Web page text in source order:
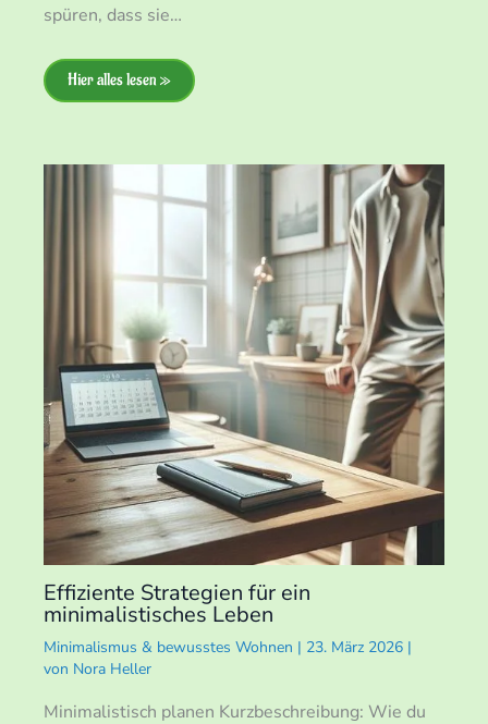
spüren, dass sie…
Hier alles lesen »
Effiziente Strategien für ein
minimalistisches Leben
Minimalismus & bewusstes Wohnen | 23. März 2026 |
von Nora Heller
Minimalistisch planen Kurzbeschreibung: Wie du